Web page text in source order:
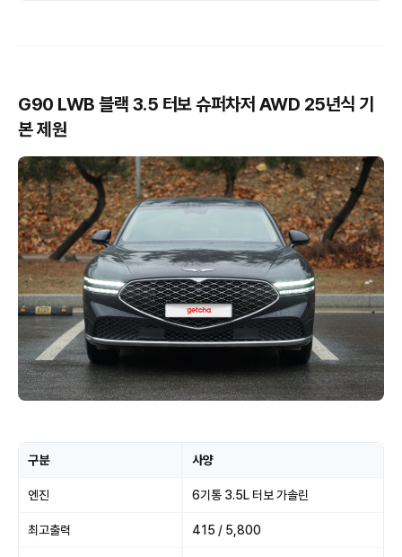
G90 LWB 블랙 3.5 터보 슈퍼차저 AWD 25년식 기
본 제원
구분 사양
엔진 6기통 3.5L 터보 가솔린
최고출력 415 / 5,800